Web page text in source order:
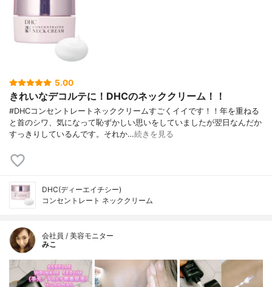
5.00
きれいなデコルテに！DHCのネッククリーム！！
#DHCコンセントレートネッククリームすごくイイです！！年を重ねる
と首のシワ、気になって恥ずかしい思いをしていましたが翌日なんだか
すっきりしているんです。それか…続きを見る
DHC(ディーエイチシー)
コンセントレート ネッククリーム
会社員 / 美容モニター
みこ